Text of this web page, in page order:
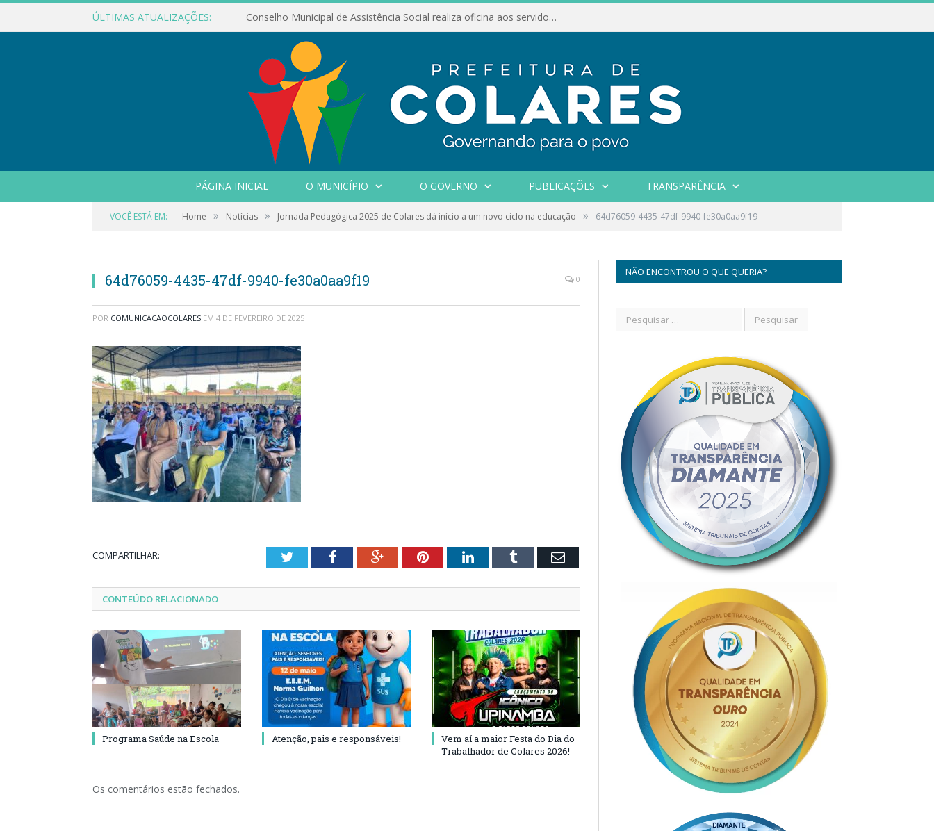
ÚLTIMAS ATUALIZAÇÕES: Conselho Municipal de Assistência Social realiza oficina aos servidores
PÁGINA INICIAL O MUNICÍPIO O GOVERNO PUBLICAÇÕES TRANSPARÊNCIA
VOCÊ ESTÁ EM: Home » Notícias » Jornada Pedagógica 2025 de Colares dá início a um novo ciclo na educação » 64d76059-4435-47df-9940-fe30a0aa9f19
64d76059-4435-47df-9940-fe30a0aa9f19 0
POR COMUNICACAOCOLARES EM 4 DE FEVEREIRO DE 2025
COMPARTILHAR: TwitterFacebookGoogle+PinterestLinkedInTumblr Email
CONTEÚDO RELACIONADO
Programa Saúde na Escola Atenção, pais e responsáveis!
Vem aí a maior Festa do Dia do
Trabalhador de Colares 2026!
Os comentários estão fechados.
NÃO ENCONTROU O QUE QUERIA?